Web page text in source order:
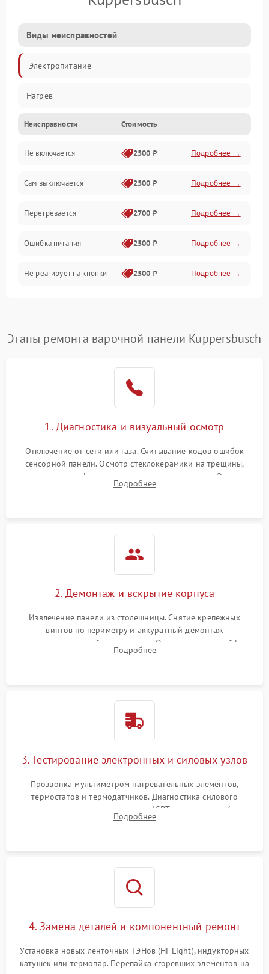
Виды неисправностей
Электропитание
Нагрев
Неисправности Стоимость
Не включается 2500 ₽ Подробнее →
Сам выключается 2500 ₽ Подробнее →
Перегревается 2700 ₽ Подробнее →
Ошибка питания 2500 ₽ Подробнее →
Не реагирует на кнопки 2500 ₽ Подробнее →
Этапы ремонта варочной панели Kuppersbusch
1. Диагностика и визуальный осмотр
Отключение от сети или газа. Считывание кодов ошибок
сенсорной панели. Осмотр стеклокерамики на трещины,
проверка конфорок на равномерность нагрева. Опрос
клиента о симптомах (не включается, не видит посуду,
Подробнее
2. Демонтаж и вскрытие корпуса
Извлечение панели из столешницы. Снятие крепежных
винтов по периметру и аккуратный демонтаж
стеклокерамической поверхности. Отсоединение шлейфов
сенсорного блока для доступа к силовым платам, катушкам
Подробнее
3. Тестирование электронных и силовых узлов
Прозвонка мультиметром нагревательных элементов,
термостатов и термодатчиков. Диагностика силового
модуля, реле, диодных мостов и IGBT-транзисторов (для
индукции). Проверка кранов и газ-контроля (для газовых
Подробнее
4. Замена деталей и компонентный ремонт
Установка новых ленточных ТЭНов (Hi-Light), индукторных
катушек или термопар. Перепайка сгоревших элементов на